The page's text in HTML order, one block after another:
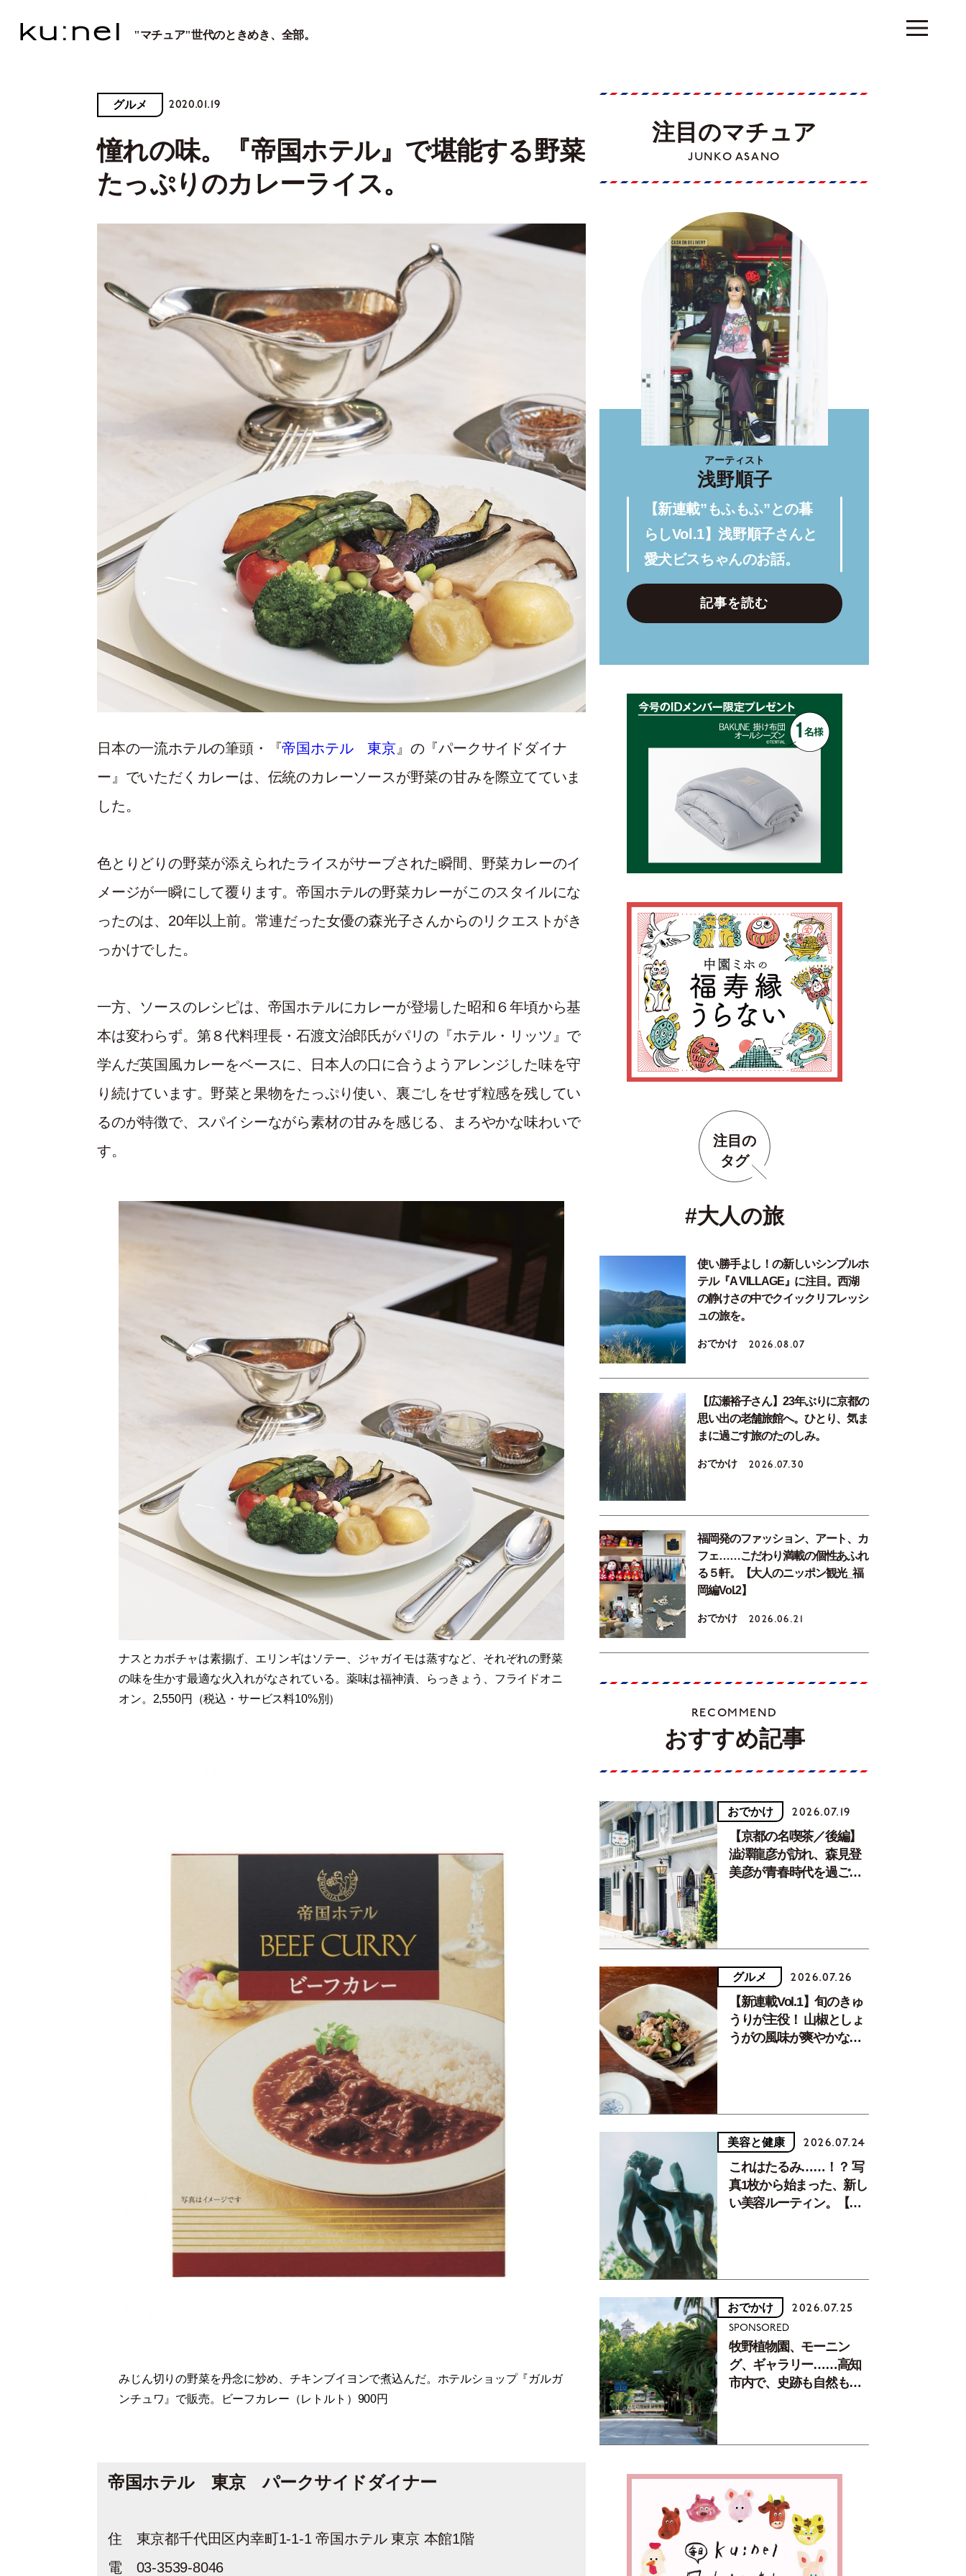
"マチュア"世代のときめき、全部。
グルメ 2020.01.19
憧れの味。『帝国ホテル』で堪能する野菜
たっぷりのカレーライス。
日本の一流ホテルの筆頭・『帝国ホテル 東京』の『パークサイドダイナ
ー』でいただくカレーは、伝統のカレーソースが野菜の甘みを際立てていま
した。
色とりどりの野菜が添えられたライスがサーブされた瞬間、野菜カレーのイ
メージが一瞬にして覆ります。帝国ホテルの野菜カレーがこのスタイルにな
ったのは、20年以上前。常連だった女優の森光子さんからのリクエストがき
っかけでした。
一方、ソースのレシピは、帝国ホテルにカレーが登場した昭和６年頃から基
本は変わらず。第８代料理長・石渡文治郎氏がパリの『ホテル・リッツ』で
学んだ英国風カレーをベースに、日本人の口に合うようアレンジした味を守
り続けています。野菜と果物をたっぷり使い、裏ごしをせず粒感を残してい
るのが特徴で、スパイシーながら素材の甘みを感じる、まろやかな味わいで
す。
ナスとカボチャは素揚げ、エリンギはソテー、ジャガイモは蒸すなど、それぞれの野菜
の味を生かす最適な火入れがなされている。薬味は福神漬、らっきょう、フライドオニ
オン。2,550円（税込・サービス料10%別）
みじん切りの野菜を丹念に炒め、チキンブイヨンで煮込んだ。ホテルショップ『ガルガ
ンチュワ』で販売。ビーフカレー（レトルト）900円
帝国ホテル 東京 パークサイドダイナー
住 東京都千代田区内幸町1-1-1 帝国ホテル 東京 本館1階
電 03-3539-8046
注目のマチュア
JUNKO ASANO
アーティスト
浅野順子
【新連載”もふもふ”との暮
らしVol.1】浅野順子さんと
愛犬ビスちゃんのお話。
記事を読む
注目の
タグ
#大人の旅
使い勝手よし！の新しいシンプルホ
テル『A VILLAGE』に注目。西湖
の静けさの中でクイックリフレッシ
ュの旅を。
おでかけ 2026.08.07
【広瀬裕子さん】23年ぶりに京都の
思い出の老舗旅館へ。ひとり、気ま
まに過ごす旅のたのしみ。
おでかけ 2026.07.30
福岡発のファッション、アート、カ
フェ……こだわり満載の個性あふれ
る５軒。【大人のニッポン観光_福
岡編Vol.2】
おでかけ 2026.06.21
RECOMMEND
おすすめ記事
おでかけ 2026.07.19
【京都の名喫茶／後編】
澁澤龍彦が訪れ、森見登
美彦が青春時代を過ごし
グルメ 2026.07.26
【新連載Vol.1】旬のきゅ
うりが主役！ 山椒としょ
うがの風味が爽やかな、
美容と健康 2026.07.24
これはたるみ……！？ 写
真1枚から始まった、新し
い美容ルーティン。【中
おでかけ 2026.07.25
SPONSORED
牧野植物園、モーニン
グ、ギャラリー……高知
市内で、史跡も自然もグ